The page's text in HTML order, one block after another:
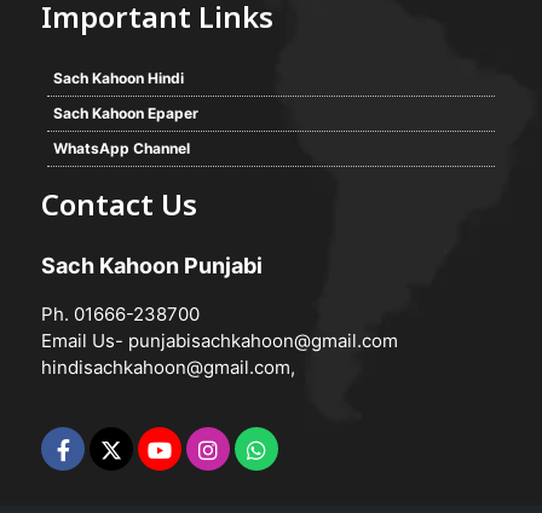
Important Links
Sach Kahoon Hindi
Sach Kahoon Epaper
WhatsApp Channel
Contact Us
Sach Kahoon Punjabi
Ph. 01666-238700
Email Us- punjabisachkahoon@gmail.com
hindisachkahoon@gmail.com,